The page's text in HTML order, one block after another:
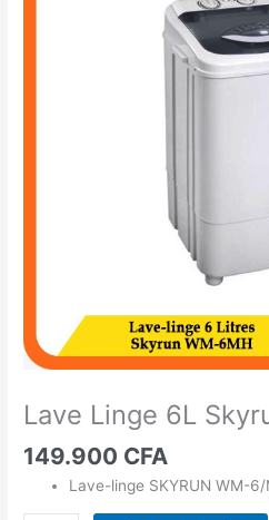
Lave Linge 6L
149.900 CFA
Lave-linge SKYRUN WM-6/